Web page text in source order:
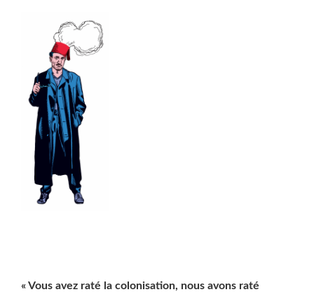
« Vous avez raté la colonisation, nous avons raté